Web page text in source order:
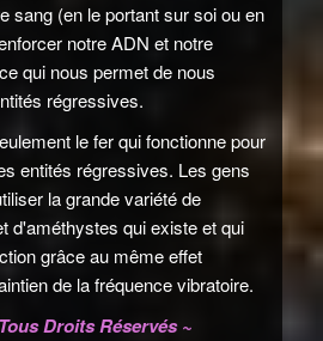
sang (en le portant sur soi ou en
notre ADN et notre
qui nous permet de nous
régressives.
le fer qui fonctionne pour
entités régressives. Les gens
la grande variété de
d'améthystes qui existe et qui
grâce au même effet
de la fréquence vibratoire.
Droits Réservés ~